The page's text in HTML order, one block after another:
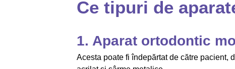
Ce tipuri de
1. Aparat ortodontic
Acesta poate fi îndepărtat de către pacient,